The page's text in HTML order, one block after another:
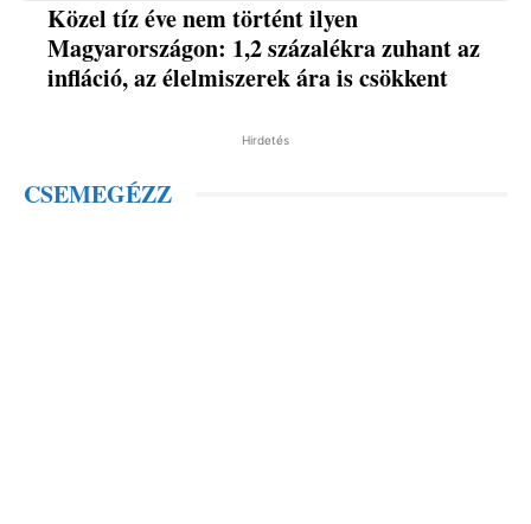
Közel tíz éve nem történt ilyen
Magyarországon: 1,2 százalékra zuhant az
infláció, az élelmiszerek ára is csökkent
Hirdetés
CSEMEGÉZZ